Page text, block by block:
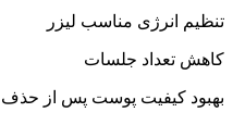
تنظیم انرژی مناسب لیزر
کاهش تعداد جلسات
بهبود کیفیت پوست پس از حذف